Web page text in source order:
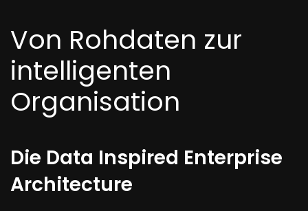
Von Rohdaten zur
intelligenten
Organisation
Die Data Inspired Enterprise
Architecture